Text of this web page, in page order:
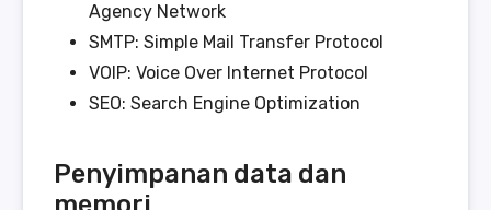
Agency Network
SMTP: Simple Mail Transfer Protocol
VOIP: Voice Over Internet Protocol
SEO: Search Engine Optimization
Penyimpanan data dan